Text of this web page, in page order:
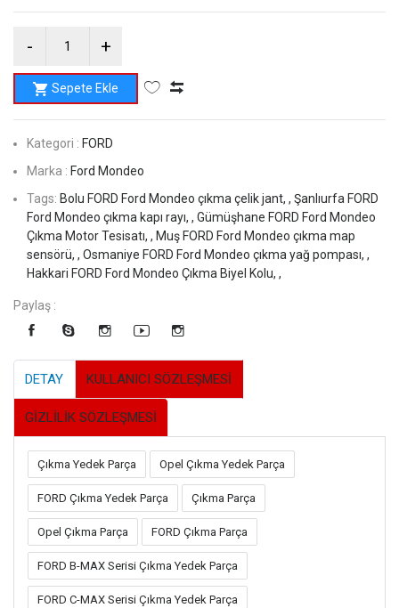
Sepete Ekle
Kategori : FORD
Marka : Ford Mondeo
Tags: Bolu FORD Ford Mondeo çıkma çelik jant, , Şanlıurfa FORD
Ford Mondeo çıkma kapı rayı, , Gümüşhane FORD Ford Mondeo
Çıkma Motor Tesisatı, , Muş FORD Ford Mondeo çıkma map
sensörü, , Osmaniye FORD Ford Mondeo çıkma yağ pompası, ,
Hakkari FORD Ford Mondeo Çıkma Biyel Kolu, ,
Paylaş :
DETAY KULLANICI SÖZLEŞMESİ
GİZLİLİK SÖZLEŞMESİ
Çıkma Yedek Parça Opel Çıkma Yedek Parça
FORD Çıkma Yedek Parça Çıkma Parça
Opel Çıkma Parça FORD Çıkma Parça
FORD B-MAX Serisi Çıkma Yedek Parça
FORD C-MAX Serisi Çıkma Yedek Parça